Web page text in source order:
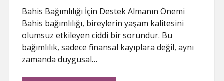
Bahis Bağımlılığı İçin Destek Almanın Önemi
Bahis bağımlılığı, bireylerin yaşam kalitesini
olumsuz etkileyen ciddi bir sorundur. Bu
bağımlılık, sadece finansal kayıplara değil, aynı
zamanda duygusal…